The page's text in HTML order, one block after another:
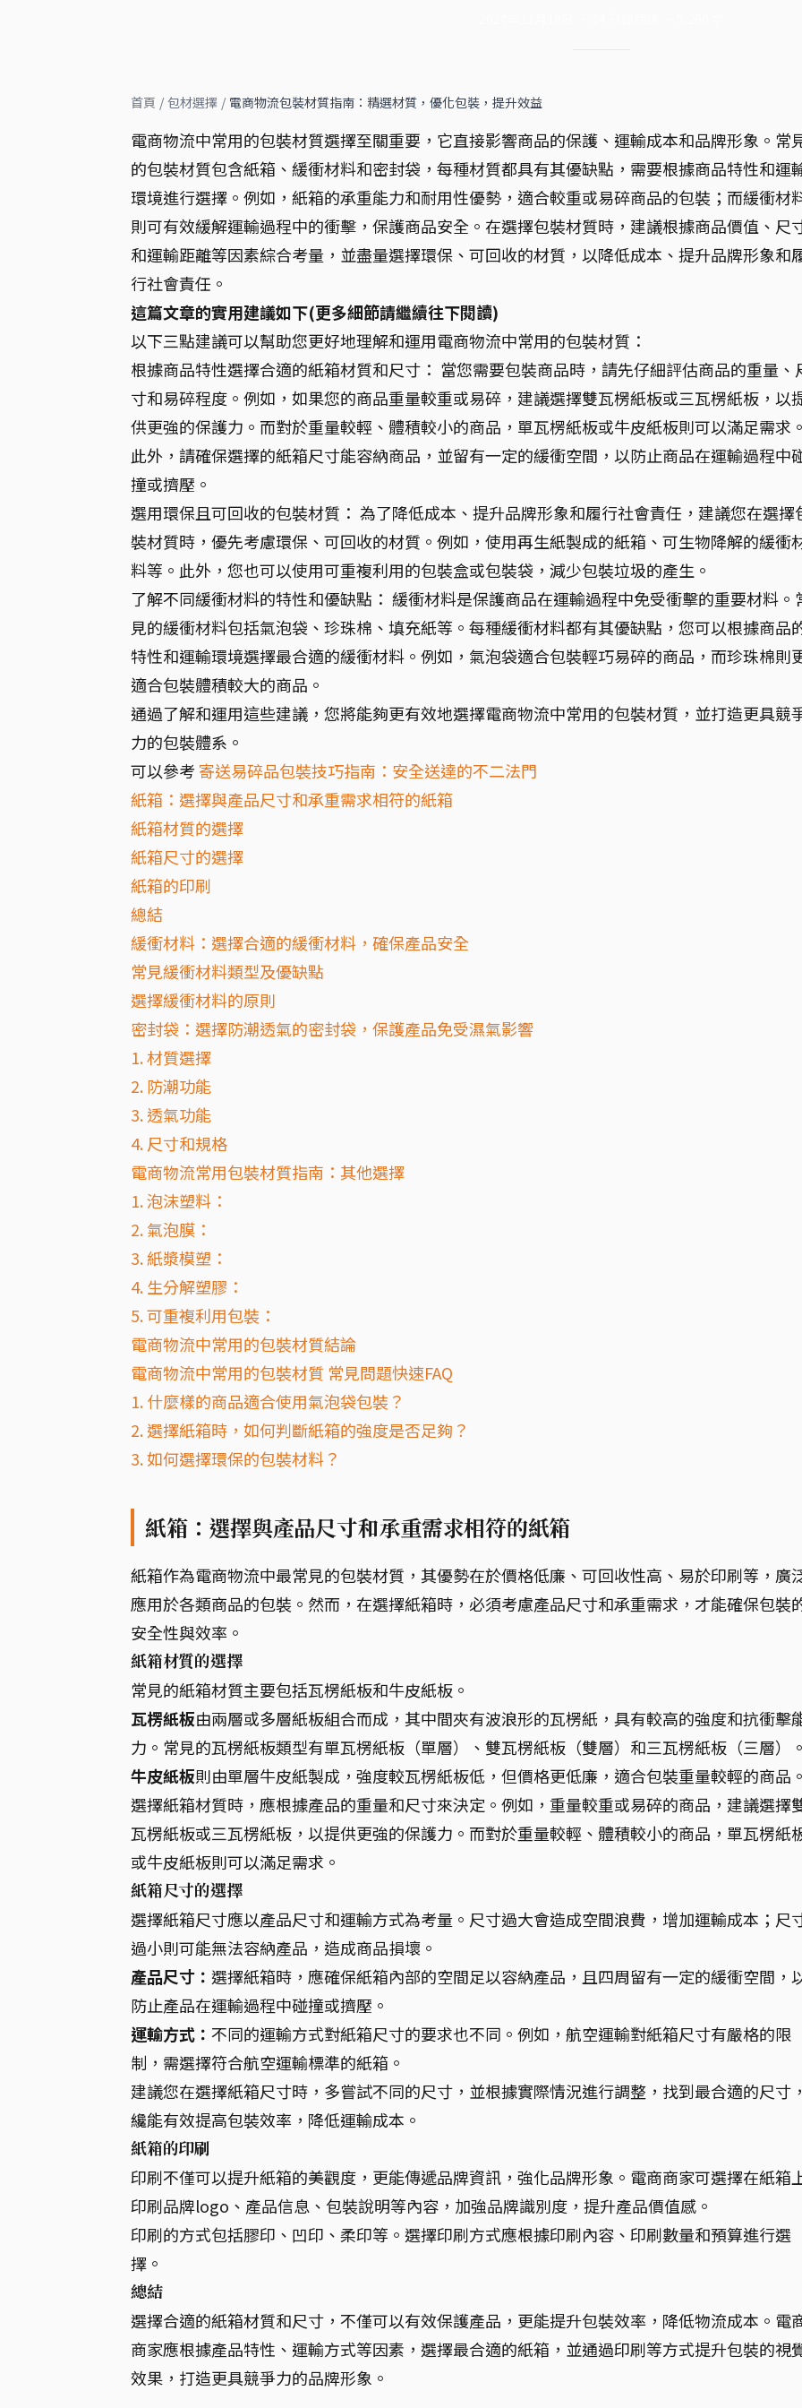
首頁 / 包材選擇 / 電商物流包裝材質指南：精選材質，優化包裝，提升效益
電商物流中常用的包裝材質選擇至關重要，它直接影響商品的保護、運輸成本和品牌形象。常
的包裝材質包含紙箱、緩衝材料和密封袋，每種材質都具有其優缺點，需要根據商品特性和運
環境進行選擇。例如，紙箱的承重能力和耐用性優勢，適合較重或易碎商品的包裝；而緩衝材
則可有效緩解運輸過程中的衝擊，保護商品安全。在選擇包裝材質時，建議根據商品價值、尺
和運輸距離等因素綜合考量，並盡量選擇環保、可回收的材質，以降低成本、提升品牌形象和
行社會責任。
這篇文章的實用建議如下(更多細節請繼續往下閱讀)
以下三點建議可以幫助您更好地理解和運用電商物流中常用的包裝材質：
根據商品特性選擇合適的紙箱材質和尺寸： 當您需要包裝商品時，請先仔細評估商品的重量、
寸和易碎程度。例如，如果您的商品重量較重或易碎，建議選擇雙瓦楞紙板或三瓦楞紙板，以
供更強的保護力。而對於重量較輕、體積較小的商品，單瓦楞紙板或牛皮紙板則可以滿足需求
此外，請確保選擇的紙箱尺寸能容納商品，並留有一定的緩衝空間，以防止商品在運輸過程中
撞或擠壓。
選用環保且可回收的包裝材質： 為了降低成本、提升品牌形象和履行社會責任，建議您在選擇
裝材質時，優先考慮環保、可回收的材質。例如，使用再生紙製成的紙箱、可生物降解的緩衝
料等。此外，您也可以使用可重複利用的包裝盒或包裝袋，減少包裝垃圾的產生。
了解不同緩衝材料的特性和優缺點： 緩衝材料是保護商品在運輸過程中免受衝擊的重要材料。
見的緩衝材料包括氣泡袋、珍珠棉、填充紙等。每種緩衝材料都有其優缺點，您可以根據商品
特性和運輸環境選擇最合適的緩衝材料。例如，氣泡袋適合包裝輕巧易碎的商品，而珍珠棉則
適合包裝體積較大的商品。
通過了解和運用這些建議，您將能夠更有效地選擇電商物流中常用的包裝材質，並打造更具競
力的包裝體系。
可以參考 寄送易碎品包裝技巧指南：安全送達的不二法門
紙箱：選擇與產品尺寸和承重需求相符的紙箱
紙箱材質的選擇
紙箱尺寸的選擇
紙箱的印刷
總結
緩衝材料：選擇合適的緩衝材料，確保產品安全
常見緩衝材料類型及優缺點
選擇緩衝材料的原則
密封袋：選擇防潮透氣的密封袋，保護產品免受濕氣影響
1. 材質選擇
2. 防潮功能
3. 透氣功能
4. 尺寸和規格
電商物流常用包裝材質指南：其他選擇
1. 泡沫塑料：
2. 氣泡膜：
3. 紙漿模塑：
4. 生分解塑膠：
5. 可重複利用包裝：
電商物流中常用的包裝材質結論
電商物流中常用的包裝材質 常見問題快速FAQ
1. 什麼樣的商品適合使用氣泡袋包裝？
2. 選擇紙箱時，如何判斷紙箱的強度是否足夠？
3. 如何選擇環保的包裝材料？
紙箱：選擇與產品尺寸和承重需求相符的紙箱
紙箱作為電商物流中最常見的包裝材質，其優勢在於價格低廉、可回收性高、易於印刷等，廣
應用於各類商品的包裝。然而，在選擇紙箱時，必須考慮產品尺寸和承重需求，才能確保包裝
安全性與效率。
紙箱材質的選擇
常見的紙箱材質主要包括瓦楞紙板和牛皮紙板。
瓦楞紙板由兩層或多層紙板組合而成，其中間夾有波浪形的瓦楞紙，具有較高的強度和抗衝擊
力。常見的瓦楞紙板類型有單瓦楞紙板（單層）、雙瓦楞紙板（雙層）和三瓦楞紙板（三層）
牛皮紙板則由單層牛皮紙製成，強度較瓦楞紙板低，但價格更低廉，適合包裝重量較輕的商品
選擇紙箱材質時，應根據產品的重量和尺寸來決定。例如，重量較重或易碎的商品，建議選擇
瓦楞紙板或三瓦楞紙板，以提供更強的保護力。而對於重量較輕、體積較小的商品，單瓦楞紙
或牛皮紙板則可以滿足需求。
紙箱尺寸的選擇
選擇紙箱尺寸應以產品尺寸和運輸方式為考量。尺寸過大會造成空間浪費，增加運輸成本；尺
過小則可能無法容納產品，造成商品損壞。
產品尺寸： 選擇紙箱時，應確保紙箱內部的空間足以容納產品，且四周留有一定的緩衝空間，
防止產品在運輸過程中碰撞或擠壓。
運輸方式： 不同的運輸方式對紙箱尺寸的要求也不同。例如，航空運輸對紙箱尺寸有嚴格的限
制，需選擇符合航空運輸標準的紙箱。
建議您在選擇紙箱尺寸時，多嘗試不同的尺寸，並根據實際情況進行調整，找到最合適的尺寸
纔能有效提高包裝效率，降低運輸成本。
紙箱的印刷
印刷不僅可以提升紙箱的美觀度，更能傳遞品牌資訊，強化品牌形象。電商商家可選擇在紙箱
印刷品牌logo、產品信息、包裝說明等內容，加強品牌識別度，提升產品價值感。
印刷的方式包括膠印、凹印、柔印等。選擇印刷方式應根據印刷內容、印刷數量和預算進行選
擇。
總結
選擇合適的紙箱材質和尺寸，不僅可以有效保護產品，更能提升包裝效率，降低物流成本。電
商家應根據產品特性、運輸方式等因素，選擇最合適的紙箱，並通過印刷等方式提升包裝的視
效果，打造更具競爭力的品牌形象。